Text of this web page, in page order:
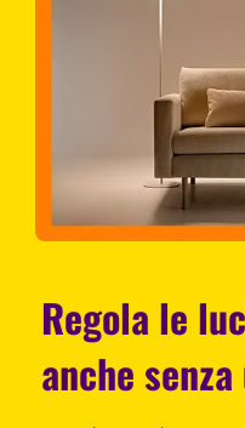
Regola le
anche